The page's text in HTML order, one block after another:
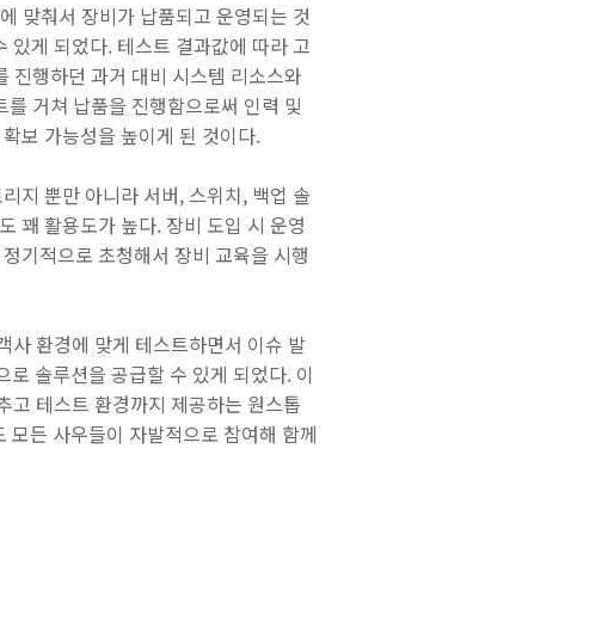
맞춰서 장비가 납품되고 운영되는 것
게 되었다. 테스트 결과값에 따라 고
진행하던 과거 대비 시스템 리소스와
거쳐 납품을 진행함으로써 인력 및
보 가능성을 높이게 된 것이다.
지 뿐만 아니라 서버, 스위치, 백업 솔
꽤 활용도가 높다. 장비 도입 시 운영
기적으로 초청해서 장비 교육을 시행
사 환경에 맞게 테스트하면서 이슈 발
솔루션을 공급할 수 있게 되었다. 이
테스트 환경까지 제공하는 원스톱
든 사우들이 자발적으로 참여해 함께